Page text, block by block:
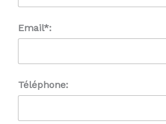
Email*:
Téléphone: